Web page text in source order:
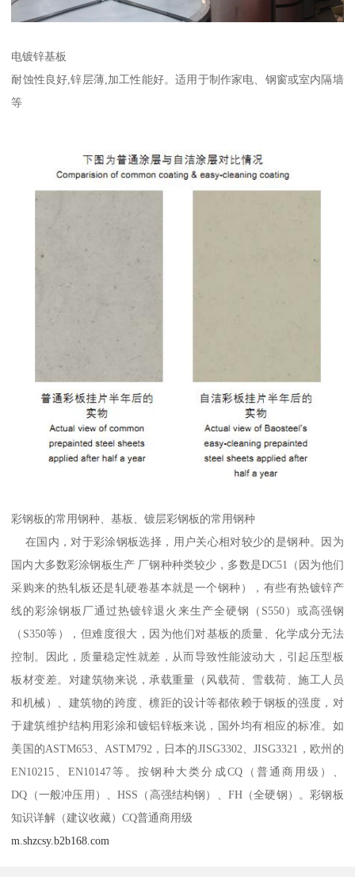
电镀锌基板
耐蚀性良好,锌层薄,加工性能好。适用于制作家电、钢窗或室内隔墙
等
彩钢板的常用钢种、基板、镀层彩钢板的常用钢种
在国内，对于彩涂钢板选择，用户关心相对较少的是钢种。因为
国内大多数彩涂钢板生产 厂钢种种类较少，多数是DC51（因为他们
采购来的热轧板还是轧硬卷基本就是一个钢种），有些有热镀锌产
线的彩涂钢板厂通过热镀锌退火来生产全硬钢（S550）或高强钢
（S350等），但难度很大，因为他们对基板的质量、化学成分无法
控制。因此，质量稳定性就差，从而导致性能波动大，引起压型板
板材变差。对建筑物来说，承载重量（风载荷、雪载荷、施工人员
和机械）、建筑物的跨度、檩距的设计等都依赖于钢板的强度，对
于建筑维护结构用彩涂和镀铝锌板来说，国外均有相应的标准。如
美国的ASTM653、ASTM792，日本的JISG3302、JISG3321，欧州的
EN10215、EN10147等。按钢种大类分成CQ（普通商用级）、
DQ（一般冲压用）、HSS（高强结构钢）、FH（全硬钢）。彩钢板
知识详解（建议收藏）CQ普通商用级
m.shzcsy.b2b168.com